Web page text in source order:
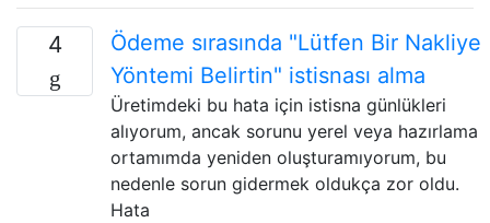
4
Ödeme sırasında "Lütfen Bir Nakliye
Yöntemi Belirtin" istisnası alma
Üretimdeki bu hata için istisna günlükleri
alıyorum, ancak sorunu yerel veya hazırlama
ortamımda yeniden oluşturamıyorum, bu
nedenle sorun gidermek oldukça zor oldu.
Hata